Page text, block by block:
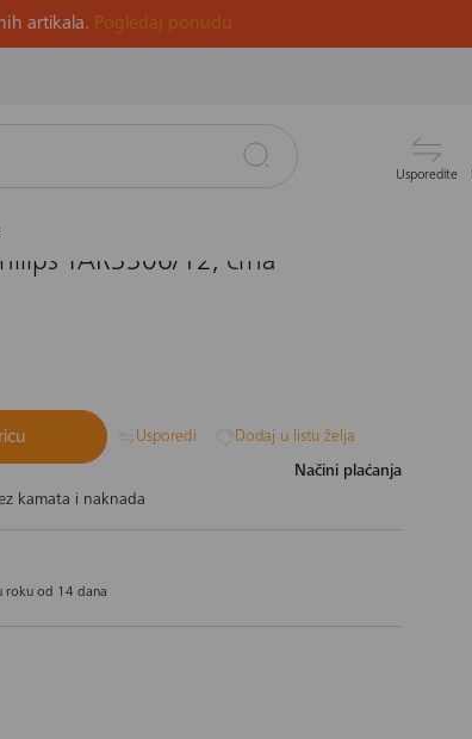
artikala. Pogledaj ponudu
Usporedite
TAR3306/12, crna
Usporedi Dodaj u listu želja
Načini plaćanja
kamata i naknada
roku od 14 dana